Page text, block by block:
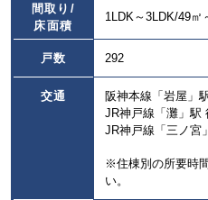
間取り/
床面積
1LDK～3LDK/49㎡
戸数 292
交通
阪神本線「岩屋」
JR神戸線「灘」駅
JR神戸線「三ノ宮
※住棟別の所要時
い。